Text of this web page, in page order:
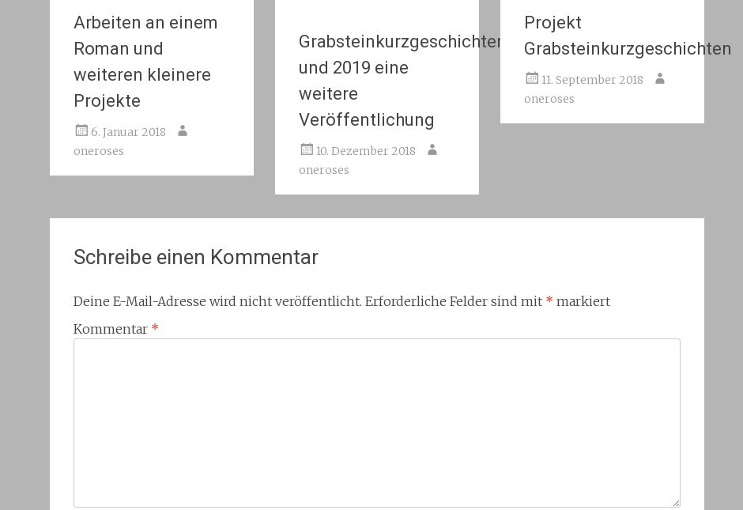
Arbeiten an einem
Roman und
weiteren kleinere
Projekte
6. Januar 2018
oneroses
Grabsteinkurzgeschichten
und 2019 eine
weitere
Veröffentlichung
10. Dezember 2018
oneroses
Projekt
Grabsteinkurzgeschichten
11. September 2018
oneroses
Schreibe einen Kommentar
Deine E-Mail-Adresse wird nicht veröffentlicht. Erforderliche Felder sind mit * markiert
Kommentar *